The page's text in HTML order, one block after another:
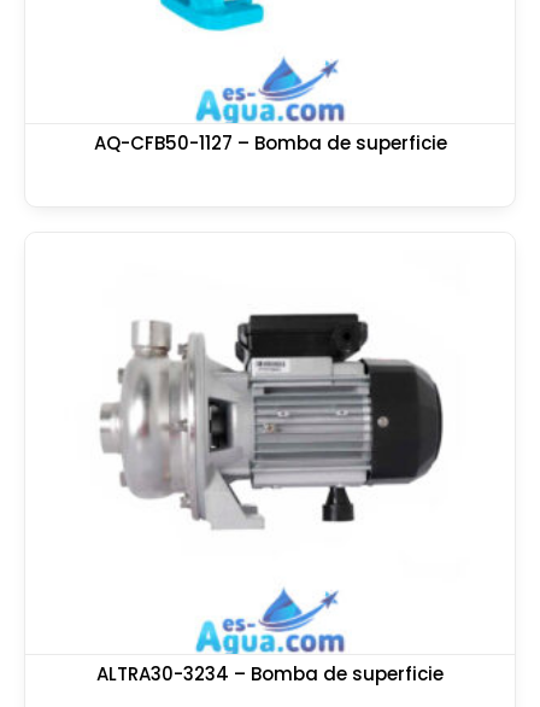
AQ-CFB50-1127 – Bomba de superficie
ALTRA30-3234 – Bomba de superficie